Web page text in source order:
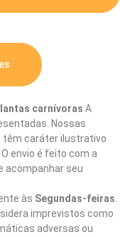
carnívoras A
Nossas
têm caráter ilustrativo
envio é feito com a
acompanhar seu
às Segundas-feiras
imprevistos como
adversas ou